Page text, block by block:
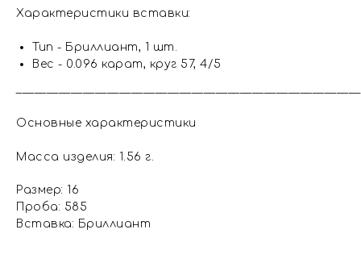
Характеристики вставки:
Тип - Бриллиант, 1 шт.
Вес - 0.096 карат, круг 57, 4/5
Основные характеристики
Масса изделия: 1.56 г.
Размер: 16
Проба: 585
Вставка: Бриллиант